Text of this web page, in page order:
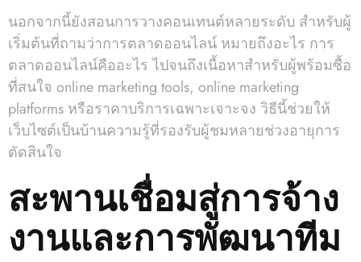
นอกจากนี้ยังสอนการวางคอนเทนต์หลายระดับ สำหรับผู้
เริ่มต้นที่ถามว่าการตลาดออนไลน์ หมายถึงอะไร การ
ตลาดออนไลน์คืออะไร ไปจนถึงเนื้อหาสำหรับผู้พร้อมซื้อ
ที่สนใจ online marketing tools, online marketing
platforms หรือราคาบริการเฉพาะเจาะจง วิธีนี้ช่วยให้
เว็บไซต์เป็นบ้านความรู้ที่รองรับผู้ชมหลายช่วงอายุการ
ตัดสินใจ
สะพานเชื่อมสู่การจ้าง
งานและการพัฒนาทีม